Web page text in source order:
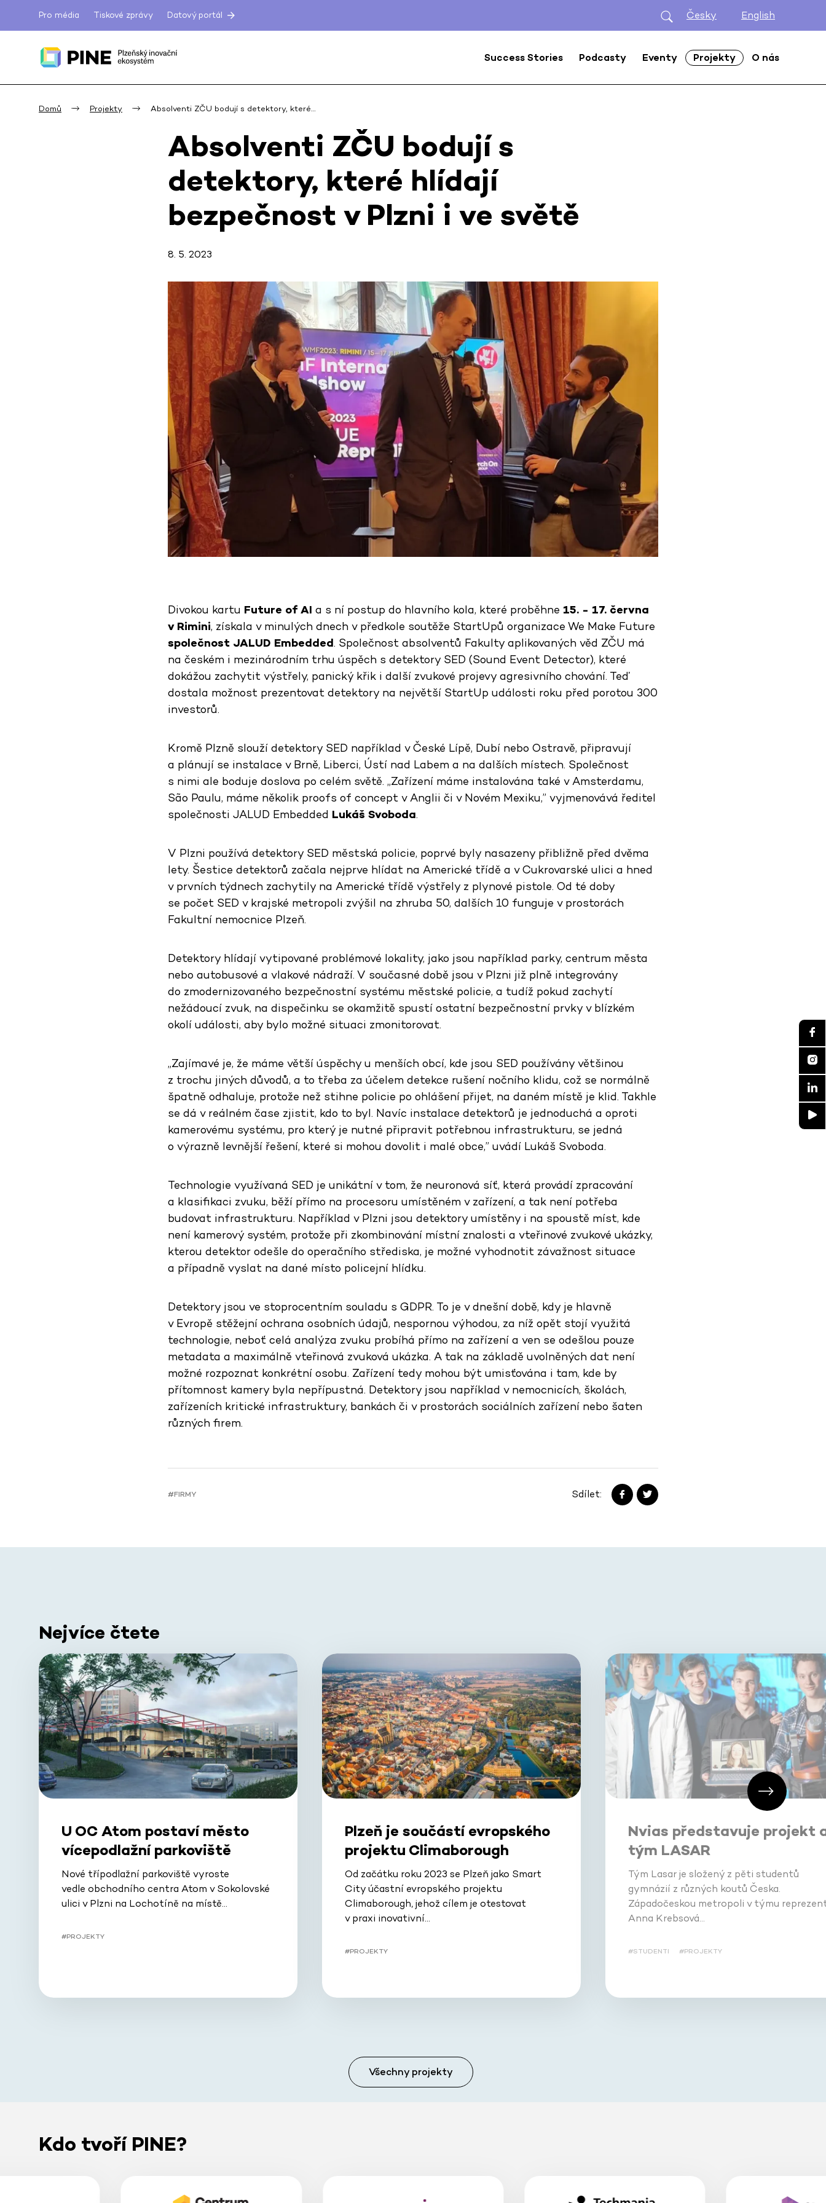
Pro média Tiskové zprávy Datový portál Česky English
Success Stories Podcasty Eventy Projekty O nás
Domů Projekty Absolventi ZČU bodují s detektory, které…
Absolventi ZČU bodují s
detektory, které hlídají
bezpečnost v Plzni i ve světě
8. 5. 2023
Divokou kartu Future of AI a s ní postup do hlavního kola, které proběhne 15. - 17. června
v Rimini, získala v minulých dnech v předkole soutěže StartUpů organizace We Make Future
společnost JALUD Embedded. Společnost absolventů Fakulty aplikovaných věd ZČU má
na českém i mezinárodním trhu úspěch s detektory SED (Sound Event Detector), které
dokážou zachytit výstřely, panický křik i další zvukové projevy agresivního chování. Teď
dostala možnost prezentovat detektory na největší StartUp události roku před porotou 300
investorů.
Kromě Plzně slouží detektory SED například v České Lípě, Dubí nebo Ostravě, připravují
a plánují se instalace v Brně, Liberci, Ústí nad Labem a na dalších místech. Společnost
s nimi ale boduje doslova po celém světě. „Zařízení máme instalována také v Amsterdamu,
São Paulu, máme několik proofs of concept v Anglii či v Novém Mexiku,” vyjmenovává ředitel
společnosti JALUD Embedded Lukáš Svoboda.
V Plzni používá detektory SED městská policie, poprvé byly nasazeny přibližně před dvěma
lety. Šestice detektorů začala nejprve hlídat na Americké třídě a v Cukrovarské ulici a hned
v prvních týdnech zachytily na Americké třídě výstřely z plynové pistole. Od té doby
se počet SED v krajské metropoli zvýšil na zhruba 50, dalších 10 funguje v prostorách
Fakultní nemocnice Plzeň.
Detektory hlídají vytipované problémové lokality, jako jsou například parky, centrum města
nebo autobusové a vlakové nádraží. V současné době jsou v Plzni již plně integrovány
do zmodernizovaného bezpečnostní systému městské policie, a tudíž pokud zachytí
nežádoucí zvuk, na dispečinku se okamžitě spustí ostatní bezpečnostní prvky v blízkém
okolí události, aby bylo možné situaci zmonitorovat.
„Zajímavé je, že máme větší úspěchy u menších obcí, kde jsou SED používány většinou
z trochu jiných důvodů, a to třeba za účelem detekce rušení nočního klidu, což se normálně
špatně odhaluje, protože než stihne policie po ohlášení přijet, na daném místě je klid. Takhle
se dá v reálném čase zjistit, kdo to byl. Navíc instalace detektorů je jednoduchá a oproti
kamerovému systému, pro který je nutné připravit potřebnou infrastrukturu, se jedná
o výrazně levnější řešení, které si mohou dovolit i malé obce,” uvádí Lukáš Svoboda.
Technologie využívaná SED je unikátní v tom, že neuronová síť, která provádí zpracování
a klasifikaci zvuku, běží přímo na procesoru umístěném v zařízení, a tak není potřeba
budovat infrastrukturu. Například v Plzni jsou detektory umístěny i na spoustě míst, kde
není kamerový systém, protože při zkombinování místní znalosti a vteřinové zvukové ukázky,
kterou detektor odešle do operačního střediska, je možné vyhodnotit závažnost situace
a případně vyslat na dané místo policejní hlídku.
Detektory jsou ve stoprocentním souladu s GDPR. To je v dnešní době, kdy je hlavně
v Evropě stěžejní ochrana osobních údajů, nespornou výhodou, za níž opět stojí využitá
technologie, neboť celá analýza zvuku probíhá přímo na zařízení a ven se odešlou pouze
metadata a maximálně vteřinová zvuková ukázka. A tak na základě uvolněných dat není
možné rozpoznat konkrétní osobu. Zařízení tedy mohou být umisťována i tam, kde by
přítomnost kamery byla nepřípustná. Detektory jsou například v nemocnicích, školách,
zařízeních kritické infrastruktury, bankách či v prostorách sociálních zařízení nebo šaten
různých firem.
#FIRMY Sdílet:
Nejvíce čtete
U OC Atom postaví město
vícepodlažní parkoviště
Nové třípodlažní parkoviště vyroste
vedle obchodního centra Atom v Sokolovské
ulici v Plzni na Lochotíně na místě…
#PROJEKTY
Plzeň je součástí evropského
projektu Climaborough
Od začátku roku 2023 se Plzeň jako Smart
City účastní evropského projektu
Climaborough, jehož cílem je otestovat
v praxi inovativní…
#PROJEKTY
Nvias představuje projekt
tým LASAR
Tým Lasar je složený z pěti studentů
gymnázií z různých koutů Česka.
Západočeskou metropoli v týmu
Anna Krebsová…
#STUDENTI #PROJEKTY
Všechny projekty
Kdo tvoří PINE?